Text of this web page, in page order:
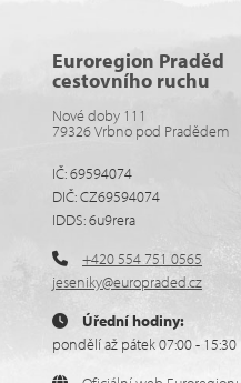
Euroregion Praděd
cestovního ruchu
Nové doby 111
79326 Vrbno pod Pradědem
IČ: 69594074
DIČ: CZ69594074
IDDS: 6u9rera
+420 554 751 0565
jeseniky@europraded.cz
Úřední hodiny:
pondělí až pátek 07:00 - 15:30